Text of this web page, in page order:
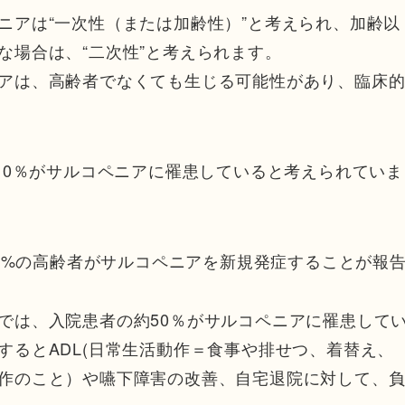
は“一次性（または加齢性）”と考えられ、加齢以
合は、“二次性”と考えられます。
は、高齢者でなくても生じる可能性があり、臨床的
がサルコペニアに罹患していると考えられていま
の高齢者がサルコペニアを新規発症することが報告
は、入院患者の約50％がサルコペニアに罹患してい
とADL(日常生活動作＝食事や排せつ、着替え、
のこと）や嚥下障害の改善、自宅退院に対して、負